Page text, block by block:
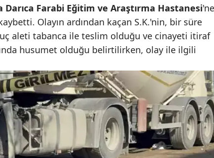
Isparta
Mersin
İstanbul
İzmir
Kars
Kastamonu
Kayseri
Kırklareli
Darıca Farabi Eğitim ve Araştırma Hastanesi'ne
Olayın ardından kaçan S.K.'nin, bir süre
aleti tabanca ile teslim olduğu ve cinayeti itiraf
husumet olduğu belirtilirken, olay ile ilgili